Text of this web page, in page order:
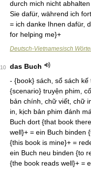
Deutsch-Vietnamesisch
10
das Buch
- {book} sách, sổ sách
{scenario} truyện phim,
bản chính, chữ viết, chữ
in, kịch bản phim đánh
Buch dort {that book
well}+ = ein Buch binden
{this book is mine}+ =
ein Buch neu binden {to
{the book reads well}+ =